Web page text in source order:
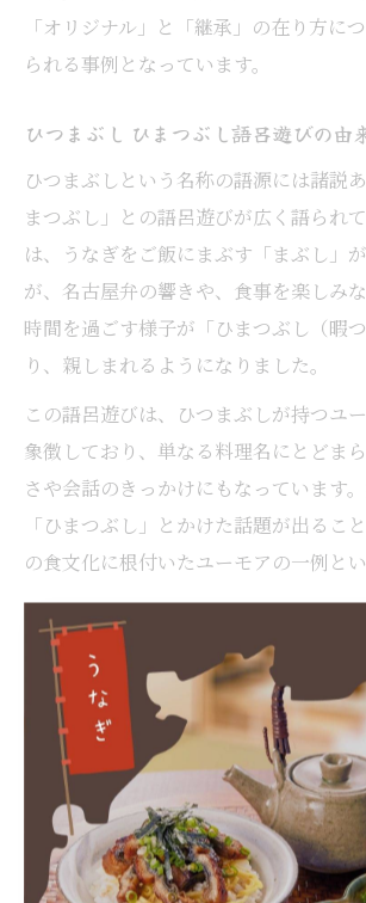
「オリジナル」と「継承」の在り方に
られる事例となっています。
ひつまぶし ひまつぶし語呂遊びの由
ひつまぶしという名称の語源には諸説
まつぶし」との語呂遊びが広く語られ
は、うなぎをご飯にまぶす「まぶし」
が、名古屋弁の響きや、食事を楽しみ
時間を過ごす様子が「ひまつぶし（暇
り、親しまれるようになりました。
この語呂遊びは、ひつまぶしが持つユ
象徴しており、単なる料理名にとどま
さや会話のきっかけにもなっています
「ひまつぶし」とかけた話題が出るこ
の食文化に根付いたユーモアの一例とい
ひつまぶし商標争いとパ
ひつまぶし事件で注目された商標登
ひつまぶし事件を語る上で欠かせない
関する争いです。ひつまぶしは名古屋